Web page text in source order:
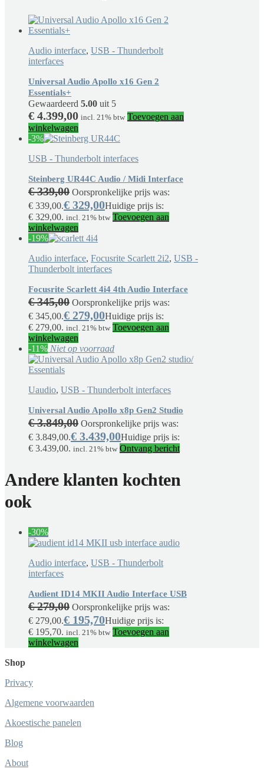
Audio interface, USB - Thunderbolt
interfaces
Universal Audio Apollo x16 Gen 2
Essentials+
Gewaardeerd 5.00 uit 5
€ 4.399,00 incl. 21% btw Toevoegen aan
winkelwagen
-3%
USB - Thunderbolt interfaces
Steinberg UR44C Audio / Midi Interface
€339,00 Oorspronkelijke prijs was:
€ 339,00.€ 329,00Huidige prijs is:
€ 329,00. incl. 21% btw Toevoegen aan
winkelwagen
-19%
Audio interface, Focusrite Scarlett 2i2, USB -
Thunderbolt interfaces
Focusrite Scarlett 4i4 4th Audio Interface
€345,00 Oorspronkelijke prijs was:
€ 345,00.€ 279,00Huidige prijs is:
€ 279,00. incl. 21% btw Toevoegen aan
winkelwagen
-11% Niet op voorraad
Uaudio, USB - Thunderbolt interfaces
Universal Audio Apollo x8p Gen2 Studio
€3.849,00 Oorspronkelijke prijs was:
€ 3.849,00.€ 3.439,00Huidige prijs is:
€ 3.439,00. incl. 21% btw Ontvang bericht
Andere klanten kochten
ook
-30%
Audio interface, USB - Thunderbolt
interfaces
Audient ID14 MKII Audio Interface USB
€279,00 Oorspronkelijke prijs was:
€ 279,00.€ 195,70Huidige prijs is:
€ 195,70. incl. 21% btw Toevoegen aan
winkelwagen
Shop
Privacy
Algemene voorwaarden
Akoestische panelen
Blog
About